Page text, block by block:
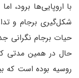
با اروپایی‌ها برود،
شکل‌گیری برجام و
حیات برجام نگرانی
حال در همین مدتی
روسیه بوده است که